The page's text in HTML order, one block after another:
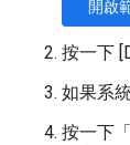
開啟
按一下
如果系
按一下